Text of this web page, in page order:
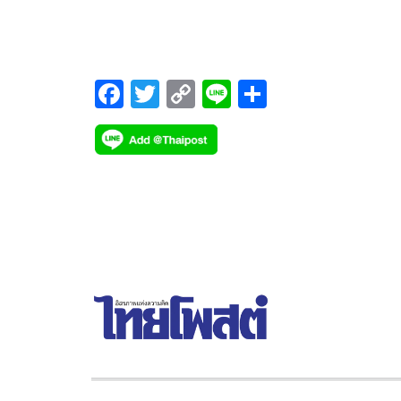
F
ac
e
T
wi
tt
C
o
p
Li